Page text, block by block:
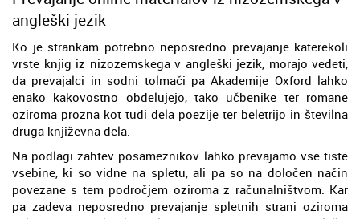
angleški jezik
Ko je strankam potrebno neposredno prevajanje katerekoli
vrste knjig iz nizozemskega v angleški jezik, morajo vedeti,
da prevajalci in sodni tolmači pa Akademije Oxford lahko
enako kakovostno obdelujejo, tako učbenike ter romane
oziroma prozna kot tudi dela poezije ter beletrijo in številna
druga književna dela.
Na podlagi zahtev posameznikov lahko prevajamo vse tiste
vsebine, ki so vidne na spletu, ali pa so na določen način
povezane s tem področjem oziroma z računalništvom. Kar
pa zadeva neposredno prevajanje spletnih strani oziroma